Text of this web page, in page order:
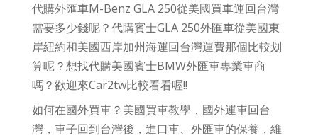
代購外匯車M-Benz GLA 250從美國買車運回台灣
需要多少錢呢？代購賓士GLA 250外匯車從美國東
岸紐約和美國西岸加州海運回台灣運費那個比較划
算呢？想找代購美國賓士BMW外匯車專業車商
嗎？歡迎來Car2tw比較看看喔!!
如何在國外買車？美國買車教學，國外運車回台
灣，車子回到台灣後，進口車、外匯車的保養，維